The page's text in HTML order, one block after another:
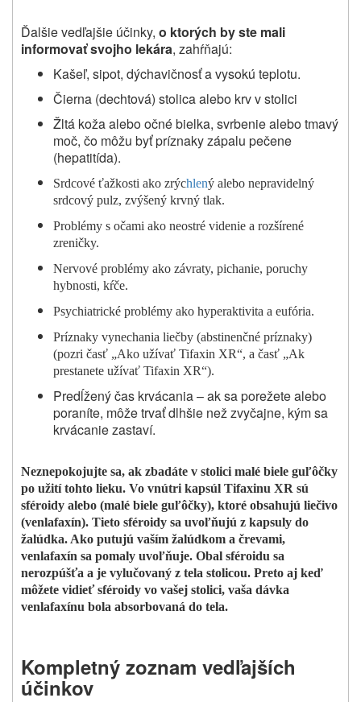
Ďalšie vedľajšie účinky, o ktorých by ste mali
informovať svojho lekára, zahŕňajú:
Kašeľ, sipot, dýchavičnosť a vysokú teplotu.
Čierna (dechtová) stolica alebo krv v stolici
Žltá koža alebo očné bielka, svrbenie alebo tmavý
moč, čo môžu byť príznaky zápalu pečene
(hepatitída).
Srdcové ťažkosti ako zrýchlený alebo nepravidelný
srdcový pulz, zvýšený krvný tlak.
Problémy s očami ako neostré videnie a rozšírené
zreničky.
Nervové problémy ako závraty, pichanie, poruchy
hybnosti, kŕče.
Psychiatrické problémy ako hyperaktivita a eufória.
Príznaky vynechania liečby (abstinenčné príznaky)
(pozri časť „Ako užívať Tifaxin XR“, a časť „Ak
prestanete užívať Tifaxin XR“).
Predĺžený čas krvácania – ak sa porežete alebo
poraníte, môže trvať dlhšie než zvyčajne, kým sa
krvácanie zastaví.
Neznepokojujte sa, ak zbadáte v stolici malé biele guľôčky
po užití tohto lieku. Vo vnútri kapsúl Tifaxinu XR sú
sféroidy alebo (malé biele guľôčky), ktoré obsahujú liečivo
(venlafaxín). Tieto sféroidy sa uvoľňujú z kapsuly do
žalúdka. Ako putujú vaším žalúdkom a črevami,
venlafaxín sa pomaly uvoľňuje. Obal sféroidu sa
nerozpúšťa a je vylučovaný z tela stolicou. Preto aj keď
môžete vidieť sféroidy vo vašej stolici, vaša dávka
venlafaxínu bola absorbovaná do tela.
Kompletný zoznam vedľajších
účinkov